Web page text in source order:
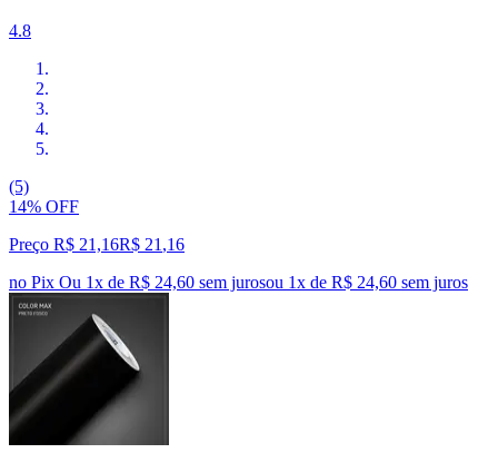
4.8
(5)
14% OFF
Preço R$ 21,16R$ 21 ,16
no Pix Ou 1x de R$ 24,60 sem jurosou 1x de R$ 24,60 sem juros